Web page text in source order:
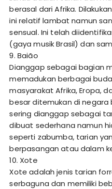
berasal dari Afrika.
ini relatif lambat namun
sensual. Ini telah
(gaya musik Brasil) dan
9. Baião
Dianggap sebagai bagian
memadukan berbagai
masyarakat Afrika, Eropa,
besar ditemukan di negara
sering dianggap sebagai
dibuat sederhana namun
seperti zabumba, tarian
berpasangan atau dalam
10. Xote
Xote adalah jenis tarian
serbaguna dan memiliki